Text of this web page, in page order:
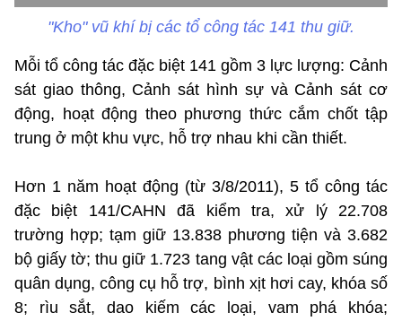
"Kho" vũ khí bị các tổ công tác 141 thu giữ.
Mỗi tổ công tác đặc biệt 141 gồm 3 lực lượng: Cảnh
sát giao thông, Cảnh sát hình sự và Cảnh sát cơ
động, hoạt động theo phương thức cắm chốt tập
trung ở một khu vực, hỗ trợ nhau khi cần thiết.
Hơn 1 năm hoạt động (từ 3/8/2011), 5 tổ công tác
đặc biệt 141/CAHN đã kiểm tra, xử lý 22.708
trường hợp; tạm giữ 13.838 phương tiện và 3.682
bộ giấy tờ; thu giữ 1.723 tang vật các loại gồm súng
quân dụng, công cụ hỗ trợ, bình xịt hơi cay, khóa số
8; rìu sắt, dao kiếm các loại, vam phá khóa;